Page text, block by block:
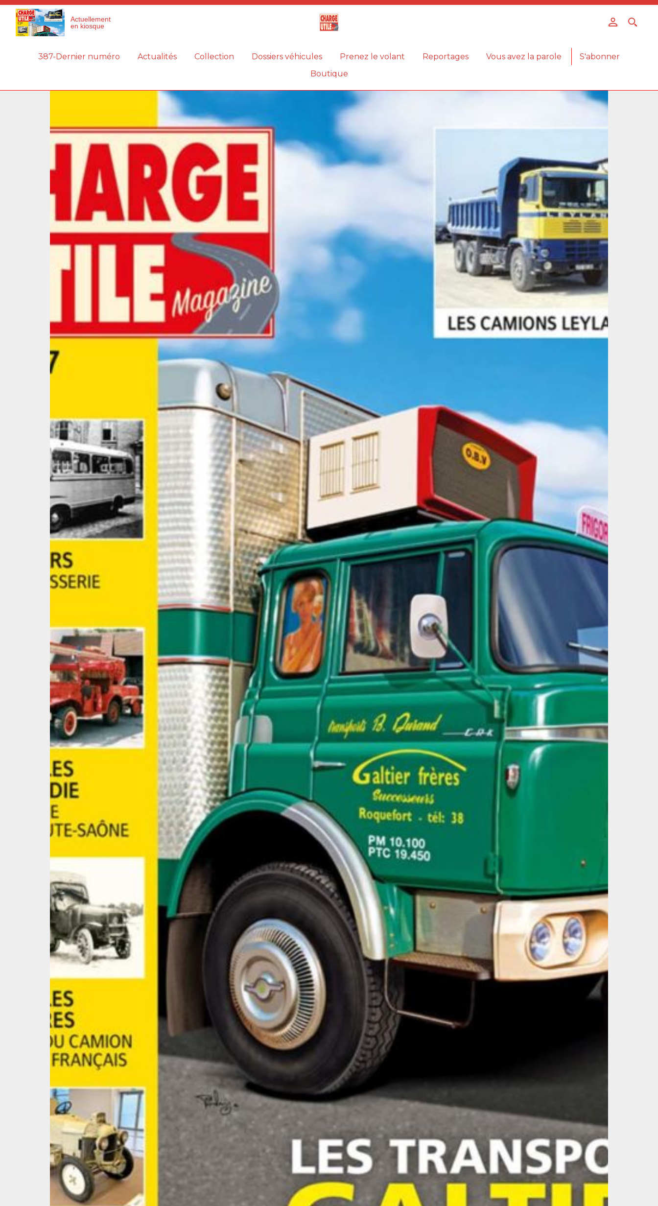
Actuellement
en kiosque
387-Dernier numéro Actualités Collection Dossiers véhicules Prenez le volant Reportages Vous avez la parole
S'abonner
Boutique
Panneau de gestion des cookies